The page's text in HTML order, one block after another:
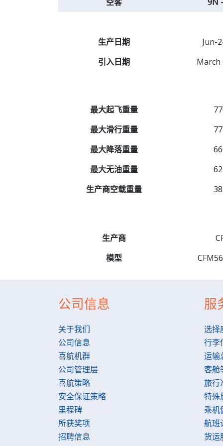
生产日期
Jun-
引入日期
March
最大起飞重量
最大滑行重量
最大降落重量
最大无油重量
生产商空载重量
生产商
模型
公司信息
关于我们
公司信息
喜航机群
公司管理层
喜航策略
安全保证策略
里程碑
所获奖项
招聘信息
服
选择
行李
运输
客舱
旅行
特殊
乘机
航班
货运